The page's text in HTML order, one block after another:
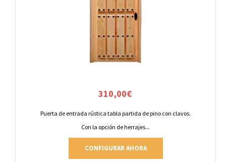
310,00€
Puerta de entrada rústica tabla partida de pino con clavos.
Con la opción de herrajes...
CONFIGURAR AHORA